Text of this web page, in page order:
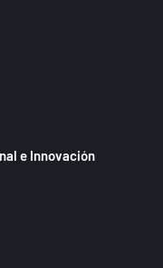
e Innovación